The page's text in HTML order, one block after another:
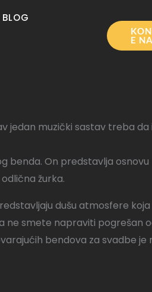
BLOG
E
jedan muzički sastav treba da
benda. On predstavlja
žurka.
dušu atmosfere
ne smete napraviti pogrešan
bendova za svadbe je